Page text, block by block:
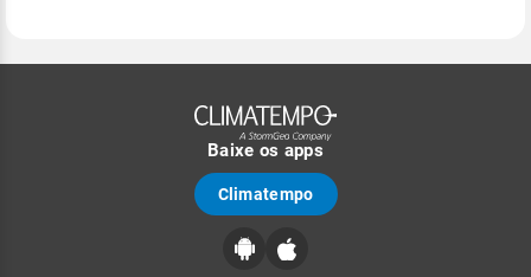
Baixe os apps
Climatempo